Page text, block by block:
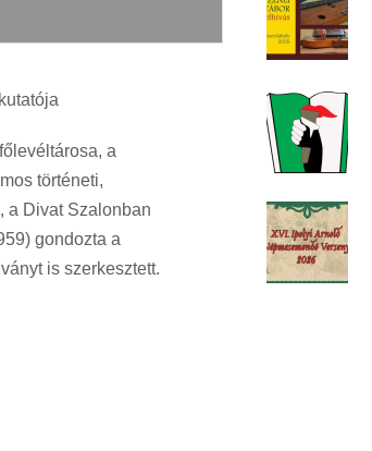
a
történeti,
a Divat Szalonban
gondozta a
is szerkesztett.